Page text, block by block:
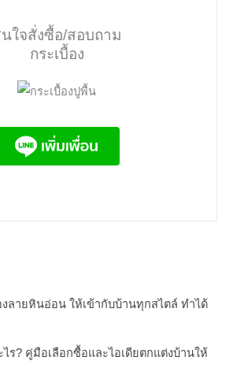
ใจสั่งซื้อ/สอบถาม
กระเบื้อง
งลายหินอ่อน ให้เข้ากับบ้านทุกสไตล์ ทำได้
ไร? คู่มือเลือกซื้อและไอเดียตกแต่งบ้านให้